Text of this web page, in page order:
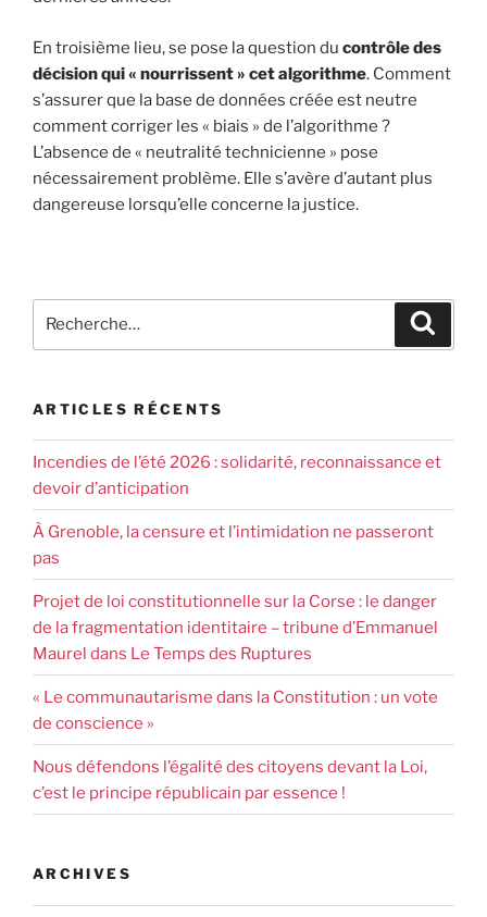
En troisième lieu, se pose la question du contrôle des
décision qui « nourrissent » cet algorithme. Comment
s’assurer que la base de données créée est neutre
comment corriger les « biais » de l’algorithme ?
L’absence de « neutralité technicienne » pose
nécessairement problème. Elle s’avère d’autant plus
dangereuse lorsqu’elle concerne la justice.
ARTICLES RÉCENTS
Incendies de l’été 2026 : solidarité, reconnaissance et
devoir d’anticipation
À Grenoble, la censure et l’intimidation ne passeront
pas
Projet de loi constitutionnelle sur la Corse : le danger
de la fragmentation identitaire – tribune d’Emmanuel
Maurel dans Le Temps des Ruptures
« Le communautarisme dans la Constitution : un vote
de conscience »
Nous défendons l’égalité des citoyens devant la Loi,
c’est le principe républicain par essence !
ARCHIVES